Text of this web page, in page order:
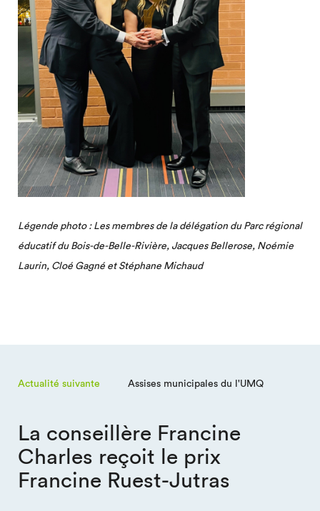
Légende photo : Les membres de la délégation du Parc régional
éducatif du Bois-de-Belle-Rivière, Jacques Bellerose, Noémie
Laurin, Cloé Gagné et Stéphane Michaud
Actualité suivante Assises municipales du l'UMQ
La conseillère Francine
Charles reçoit le prix
Francine Ruest-Jutras